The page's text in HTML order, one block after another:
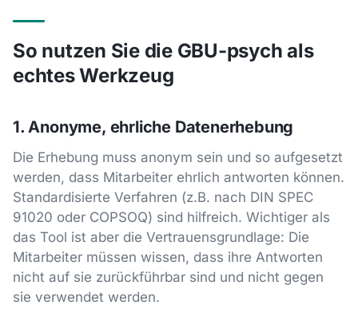
So nutzen Sie die GBU-psych als
echtes Werkzeug
1. Anonyme, ehrliche Datenerhebung
Die Erhebung muss anonym sein und so aufgesetzt
werden, dass Mitarbeiter ehrlich antworten können.
Standardisierte Verfahren (z.B. nach DIN SPEC
91020 oder COPSOQ) sind hilfreich. Wichtiger als
das Tool ist aber die Vertrauensgrundlage: Die
Mitarbeiter müssen wissen, dass ihre Antworten
nicht auf sie zurückführbar sind und nicht gegen
sie verwendet werden.